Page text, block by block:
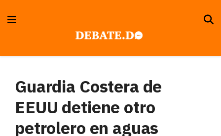
Guardia Costera de
EEUU detiene otro
petrolero en aguas